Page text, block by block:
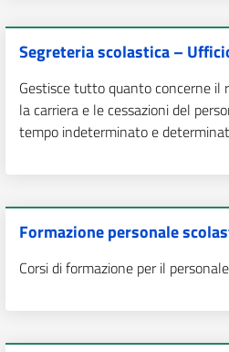
Segreteria scolastica –
Gestisce tutto quanto concerne il
la carriera e le cessazioni del
tempo indeterminato e
Formazione personale
Corsi di formazione per il